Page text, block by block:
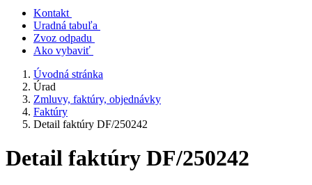
Kontakt
Uradná tabuľa
Zvoz odpadu
Ako vybaviť
Úvodná stránka
Úrad
Zmluvy, faktúry, objednávky
Faktúry
Detail faktúry DF/250242
Detail faktúry DF/250242